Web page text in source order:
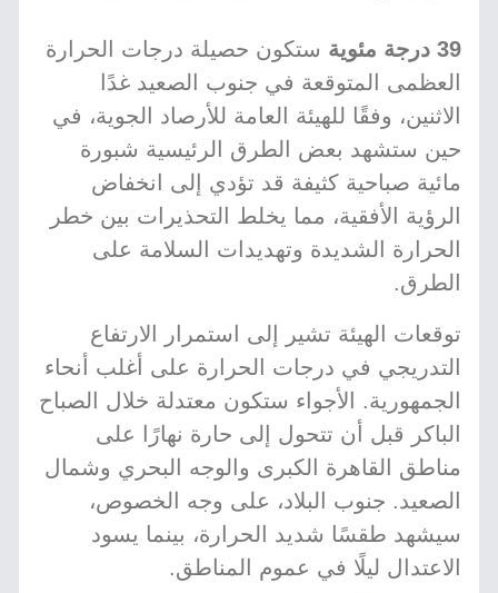
39 درجة مئوية
ستكون حصيلة درجات الحرارة
العظمى المتوقعة في جنوب الصعيد غدًا
الاثنين، وفقًا للهيئة العامة للأرصاد الجوية، في
حين ستشهد بعض الطرق الرئيسية شبورة
مائية صباحية كثيفة قد تؤدي إلى انخفاض
الرؤية الأفقية، مما يخلط التحذيرات بين خطر
الحرارة الشديدة وتهديدات السلامة على
الطرق.
توقعات الهيئة تشير إلى استمرار الارتفاع
التدريجي في درجات الحرارة على أغلب أنحاء
الجمهورية. الأجواء ستكون معتدلة خلال الصباح
الباكر قبل أن تتحول إلى حارة نهارًا على
مناطق القاهرة الكبرى والوجه البحري وشمال
الصعيد. جنوب البلاد، على وجه الخصوص،
سيشهد طقسًا شديد الحرارة، بينما يسود
الاعتدال ليلًا في عموم المناطق.